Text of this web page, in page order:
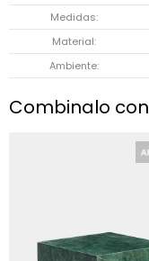
Medidas
Material
Ambiente
Combinalo con